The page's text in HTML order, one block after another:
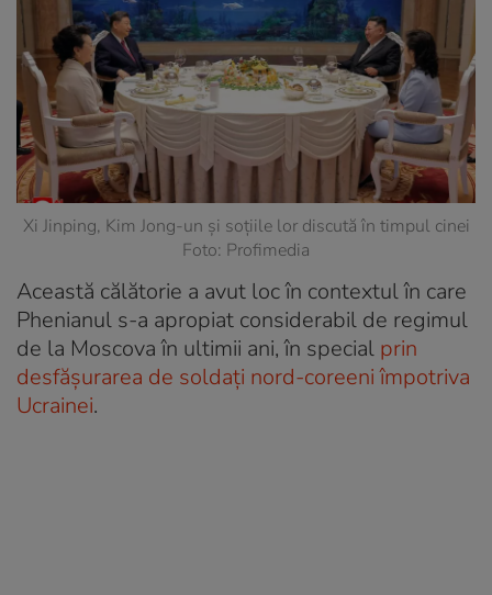
Xi Jinping, Kim Jong-un și soțiile lor discută în timpul cinei
Foto: Profimedia
Această călătorie a avut loc în contextul în care
Phenianul s-a apropiat considerabil de regimul
de la Moscova în ultimii ani, în special prin
desfășurarea de soldați nord-coreeni împotriva
Ucrainei.